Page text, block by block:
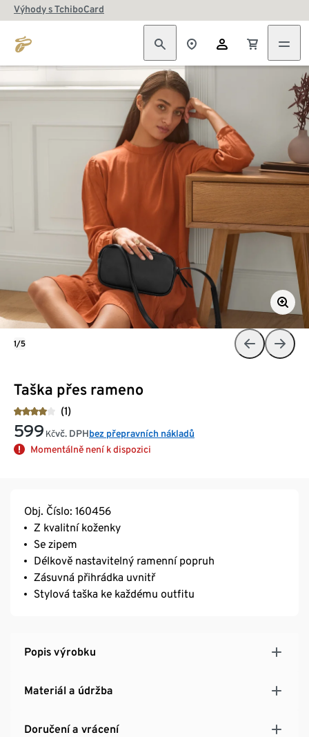
Výhody s TchiboCard
Taška přes rameno
(1)
599 Kčvč. DPHbez přepravních nákladů
Momentálně není k dispozici
1/5
Obj. Číslo: 160456
Z kvalitní koženky
Se zipem
Délkově nastavitelný ramenní popruh
Zásuvná přihrádka uvnitř
Stylová taška ke každému outfitu
Popis výrobku
Materiál a údržba
Doručení a vrácení